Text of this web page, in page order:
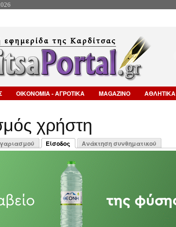
ΟΙΚΟΝΟΜΙΑ - ΑΓΡΟΤΙΚΑ MAGAZINO ΑΘΛΗΤΙΚΑ
χρήστη
Είσοδος
(ενεργή καρτέλα)
Ανάκτηση συνθηματικού